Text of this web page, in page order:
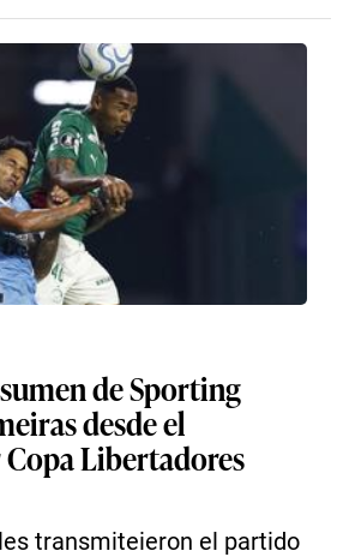
de Sporting
desde el
Libertadores
transmiteieron el partido